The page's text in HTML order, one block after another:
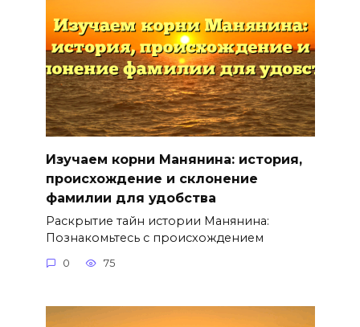
Изучаем корни Манянина: история,
происхождение и склонение
фамилии для удобства
Раскрытие тайн истории Манянина:
Познакомьтесь с происхождением
0 75